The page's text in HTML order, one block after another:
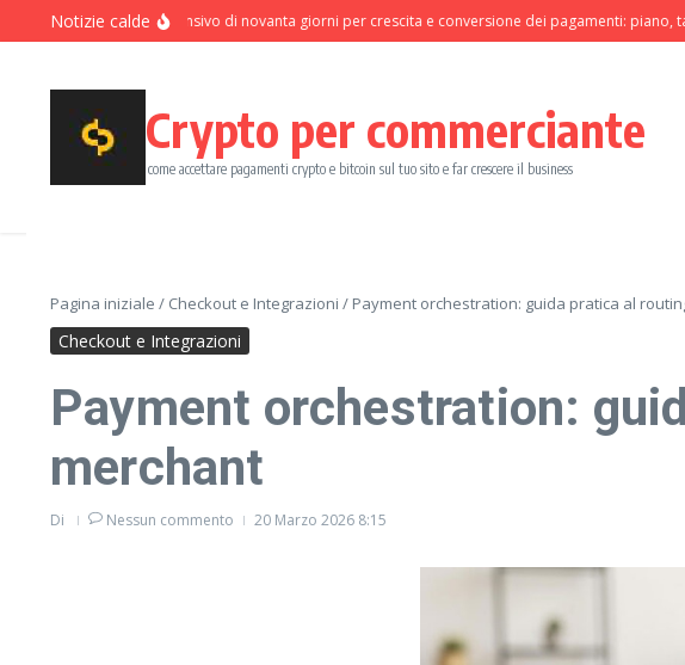
Salta al contenuto
Notizie calde
Programma intensivo di novanta giorni per crescita e conversione dei pagamenti: piano, tappe
Crypto per commerciante
come accettare pagamenti crypto e bitcoin sul tuo sito e far crescere il business
Pagina iniziale / Checkout e Integrazioni / Payment orchestration: guida pratica al
Checkout e Integrazioni
Payment orchestration:
merchant
Di Nessun commento 20 Marzo 2026 8:15